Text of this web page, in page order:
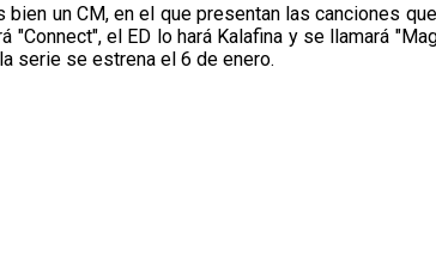
un CM, en el que presentan las canciones
"Connect", el ED lo hará Kalafina y se llamará
serie se estrena el 6 de enero.